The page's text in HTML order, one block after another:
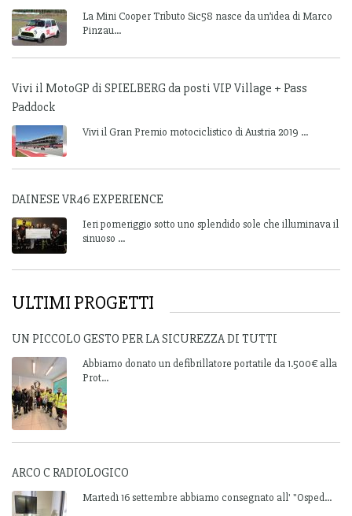
La Mini Cooper Tributo Sic58 nasce da un’idea di Marco
Pinzau...
Vivi il MotoGP di SPIELBERG da posti VIP Village + Pass
Paddock
Vivi il Gran Premio motociclistico di Austria 2019 ...
DAINESE VR46 EXPERIENCE
Ieri pomeriggio sotto uno splendido sole che illuminava il
sinuoso ...
ULTIMI PROGETTI
UN PICCOLO GESTO PER LA SICUREZZA DI TUTTI
Abbiamo donato un defibrillatore portatile da 1.500€ alla
Prot...
ARCO C RADIOLOGICO
Martedì 16 settembre abbiamo consegnato all' "Osped...